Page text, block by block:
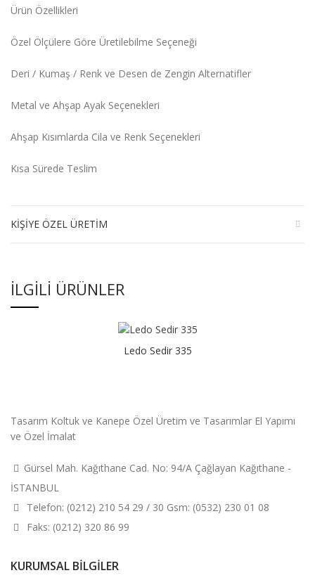
Ürün Özellikleri
Özel Ölçülere Göre Üretilebilme Seçeneği
Deri / Kumaş / Renk ve Desen de Zengin Alternatifler
Metal ve Ahşap Ayak Seçenekleri
Ahşap Kısımlarda Cila ve Renk Seçenekleri
Kısa Sürede Teslim
KIŞIYE ÖZEL ÜRETIM
İLGILI ÜRÜNLER
Ledo Sedir 335
Tasarım Koltuk ve Kanepe Özel Üretim ve Tasarımlar El Yapımı
ve Özel İmalat
Gürsel Mah. Kağıthane Cad. No: 94/A Çağlayan Kağıthane -
İSTANBUL
Telefon: (0212) 210 54 29 / 30 Gsm: (0532) 230 01 08
Faks: (0212) 320 86 99
KURUMSAL BILGILER